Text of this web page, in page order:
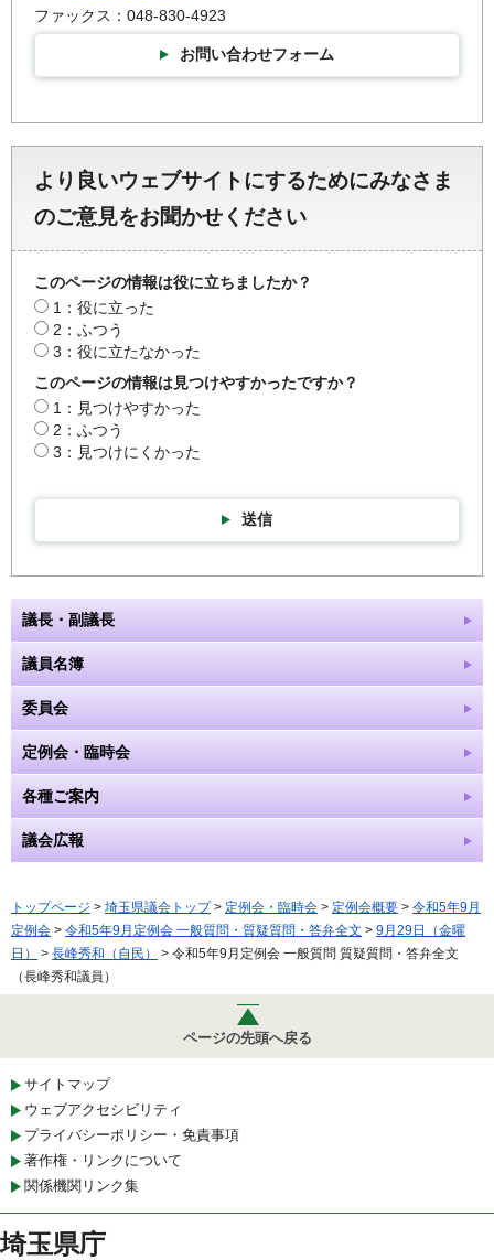
ファックス：048-830-4923
お問い合わせフォーム
より良いウェブサイトにするためにみなさま
のご意見をお聞かせください
このページの情報は役に立ちましたか？
1：役に立った
2：ふつう
3：役に立たなかった
このページの情報は見つけやすかったですか？
1：見つけやすかった
2：ふつう
3：見つけにくかった
送信
議長・副議長
議員名簿
委員会
定例会・臨時会
各種ご案内
議会広報
トップページ > 埼玉県議会トップ> 定例会・臨時会 > 定例会概要 > 令和5年9月
定例会 > 令和5年9月定例会 一般質問・質疑質問・答弁全文 > 9月29日（金曜
日）
> 長峰秀和（自民）
> 令和5年9月定例会 一般質問 質疑質問・答弁全文
（長峰秀和議員）
ページの先頭へ戻る
サイトマップ
ウェブアクセシビリティ
プライバシーポリシー・免責事項
著作権・リンクについて
関係機関リンク集
埼玉県庁